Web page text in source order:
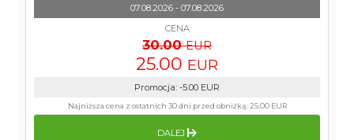
07.08.2026 - 07.08.2026
CENA
30.00 EUR
25.00 EUR
Promocja: -5.00 EUR
Najniższa cena z ostatnich 30 dni przed obniżką: 25.00 EUR
DALEJ